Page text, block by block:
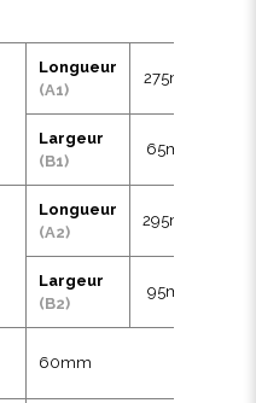
Longueur
(A1)
275mm
Largeur
(B1)
65mm
Longueur
(A2)
295mm
Largeur
(B2)
95mm
60mm